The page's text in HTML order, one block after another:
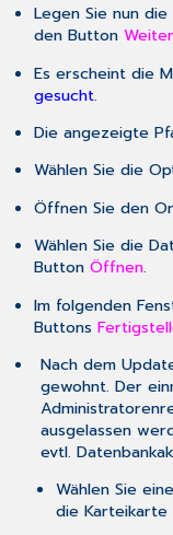
Legen Sie nun
den Button Weiter
Es erscheint die
gesucht.
Die angezeigte
Wählen Sie die
Öffnen Sie den
Wählen Sie die
Button Öffnen.
Im folgenden
Buttons
Nach dem
gewohnt. Der
ausgelassen
evtl.
Wählen Sie
die Karteikarte